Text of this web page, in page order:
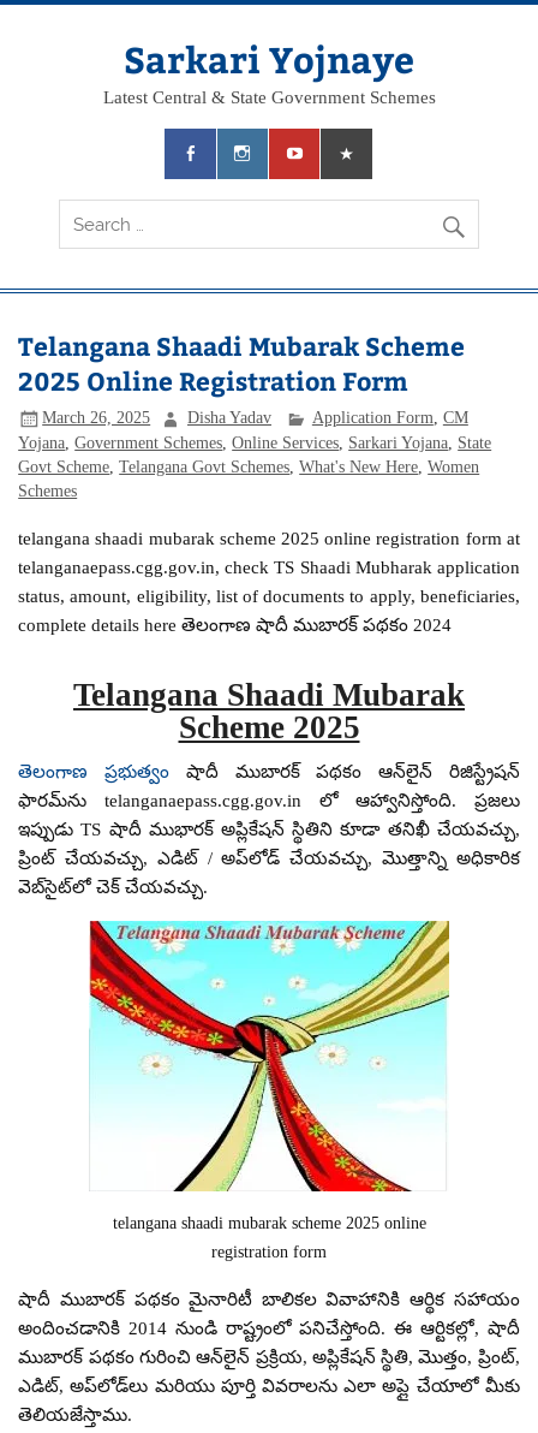
Skip
Sarkari Yojnaye
Latest Central & State Government Schemes
Telangana Shaadi Mubarak Scheme
2025 Online Registration Form
March 26, 2025 Disha Yadav Application Form CM
Yojana ,Government Schemes ,Online Services Sarkari Yojana State
Govt Scheme ,Telangana Govt Schemes ,What's New Here ,Women
Schemes
telangana shaadi mubarak scheme 2025 online registration form at
telanganaepass.cgg.gov.in, check TS Shaadi Mubharak application
status, amount, eligibility, list of documents to apply, beneficiaries,
complete details here తెలంగాణ షాదీ ముబారక్ పథకం 2024
Telangana Shaadi Mubarak
Scheme 2025
తెలంగాణ ప్రభుత్వంషాదీ ముబారక్ పథకం ఆన్‌లైన్ రిజిస్ట్రేషన్
ఫారమ్‌ను telanganaepass.cgg.gov.in లో ఆహ్వానిస్తోంది. ప్రజలు
ఇప్పుడు TS షాదీ ముభారక్ అప్లికేషన్ స్థితిని కూడా తనిఖీ చేయవచ్చు,
ప్రింట్ చేయవచ్చు, ఎడిట్ / అప్‌లోడ్ చేయవచ్చు, మొత్తాన్ని అధికారిక
వెబ్‌సైట్‌లో చెక్ చేయవచ్చు.
telangana shaadi mubarak scheme 2025 online
registration form
షాదీ ముబారక్ పథకం మైనారిటీ బాలికల వివాహానికి ఆర్థిక సహాయం
అందించడానికి 2014 నుండి రాష్ట్రంలో పనిచేస్తోంది. ఈ ఆర్టికల్లో, షాదీ
ముబారక్ పథకం గురించి ఆన్‌లైన్ ప్రక్రియ, అప్లికేషన్ స్థితి, మొత్తం, ప్రింట్,
ఎడిట్, అప్‌లోడ్‌లు మరియు పూర్తి వివరాలను ఎలా అప్లై చేయాలో మీకు
తెలియజేస్తాము.